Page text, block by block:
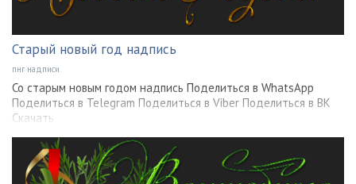
Старый новый год надпись
пнг надписи
Со старым новым годом надпись Поделиться в WhatsApp
Поделиться в Telegram Поделиться в Viber Поделиться в ВК
Скачать